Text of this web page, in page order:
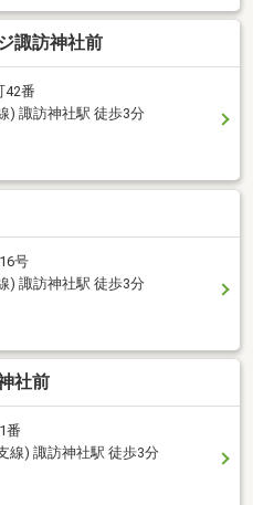
諏訪神社前
42番
) 諏訪神社駅 徒歩3分
号
) 諏訪神社駅 徒歩3分
社前
番
線) 諏訪神社駅 徒歩3分